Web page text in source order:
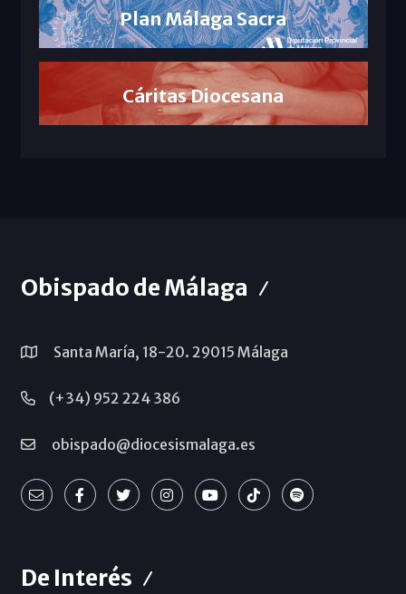
Plan Málaga Sacra
Cáritas Diocesana
Obispado de Málaga
Santa María, 18-20. 29015 Málaga
(+34) 952 224 386
obispado@diocesismalaga.es
De Interés